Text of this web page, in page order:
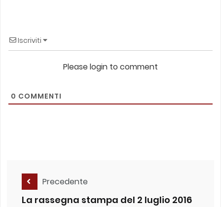
Iscriviti
Please login to comment
0 COMMENTI
Precedente
La rassegna stampa del 2 luglio 2016